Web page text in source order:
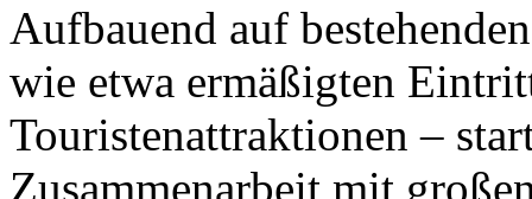
Aufbauend auf
wie etwa ermäßigten
Touristenattraktionen –
Zusammenarbeit mit